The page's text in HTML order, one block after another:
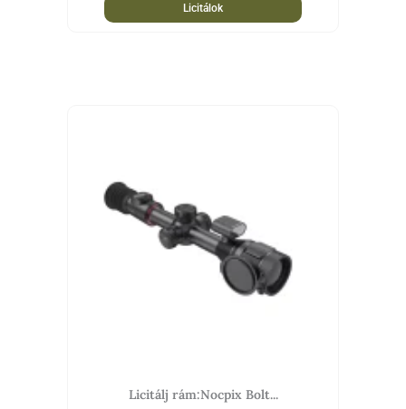
Licitálok
Licitálj rám:Nocpix Bolt...